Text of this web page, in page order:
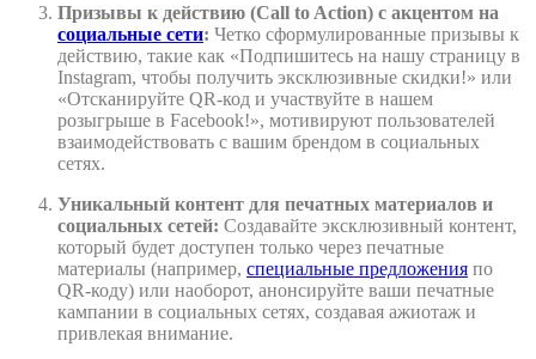
Призывы к действию (Call to Action) с акцентом на
социальные сети: Четко сформулированные призывы к
действию, такие как «Подпишитесь на нашу страницу в
Instagram, чтобы получить эксклюзивные скидки!» или
«Отсканируйте QR-код и участвуйте в нашем
розыгрыше в Facebook!», мотивируют пользователей
взаимодействовать с вашим брендом в социальных
сетях.
Уникальный контент для печатных материалов и
социальных сетей: Создавайте эксклюзивный контент,
который будет доступен только через печатные
материалы (например, специальные предложения по
QR-коду) или наоборот, анонсируйте ваши печатные
кампании в социальных сетях, создавая ажиотаж и
привлекая внимание.